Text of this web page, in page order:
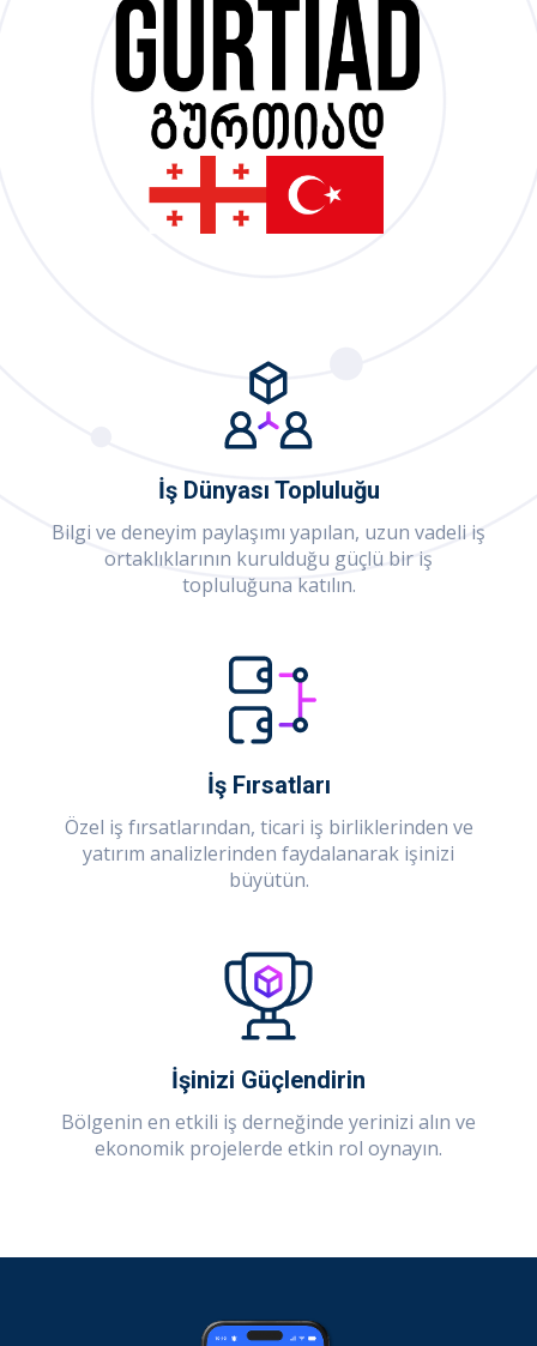
İş Dünyası Topluluğu
Bilgi ve deneyim paylaşımı yapılan, uzun vadeli iş
ortaklıklarının kurulduğu güçlü bir iş
topluluğuna katılın.
İş Fırsatları
Özel iş fırsatlarından, ticari iş birliklerinden ve
yatırım analizlerinden faydalanarak işinizi
büyütün.
İşinizi Güçlendirin
Bölgenin en etkili iş derneğinde yerinizi alın ve
ekonomik projelerde etkin rol oynayın.